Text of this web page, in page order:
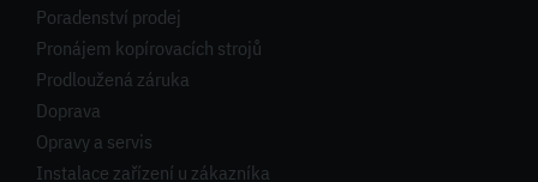
Poradenství prodej
Pronájem kopírovacích strojů
Prodloužená záruka
Doprava
Opravy a servis
Instalace zařízení u zákazníka